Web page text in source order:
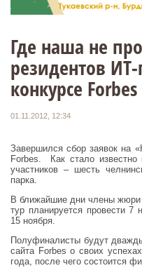
Где наша не
резидентов
конкурсе Forbes
01.11.2012, 12:34
Завершился сбор заявок на
Forbes. Как стало известно
участников – шесть
парка.
В ближайшие дни члены жюри
тур планируется провести 7
15 ноября.
Полуфиналисты будут
сайта Forbes о своих
года, после чего состоится